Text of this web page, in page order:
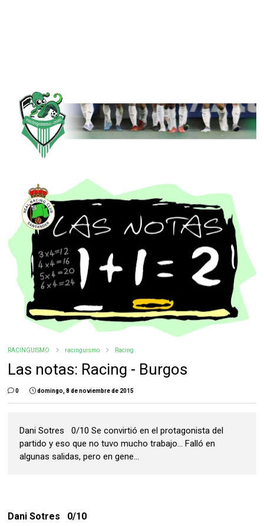
RACINGUISMO racinguismo Racing
Las notas: Racing - Burgos
0 domingo, 8 de noviembre de 2015
Dani Sotres 0/10 Se convirtió en el protagonista del
partido y eso que no tuvo mucho trabajo… Falló en
algunas salidas, pero en gene...
Dani Sotres 0/10